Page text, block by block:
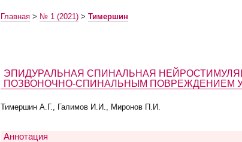
Главная> № 1 (2021)> Тимершин
ЭПИДУРАЛЬНАЯ СПИНАЛЬНАЯ
ПОЗВОНОЧНО-СПИНАЛЬНЫМ ПОВРЕЖДЕНИЕМ У
Тимершин А.Г., Галимов И.И., Миронов П.И.
Аннотация